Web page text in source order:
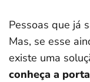
Pessoas que já
Mas, se esse
existe uma
conheça a